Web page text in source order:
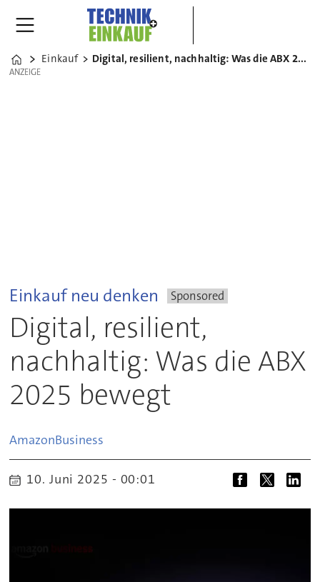
Home
Einkauf Digital, resilient, nachhaltig: Was die ABX 2025 bewegt
ANZEIGE
ANZEIGE
Einkauf neu denken Sponsored
Digital, resilient,
nachhaltig: Was die ABX
2025 bewegt
AmazonBusiness
10. Juni 2025 - 00:01